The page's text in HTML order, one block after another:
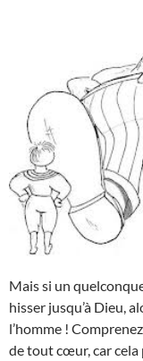
Mais si un
hisser jusqu’à Dieu,
l’homme !
de tout cœur, car cela